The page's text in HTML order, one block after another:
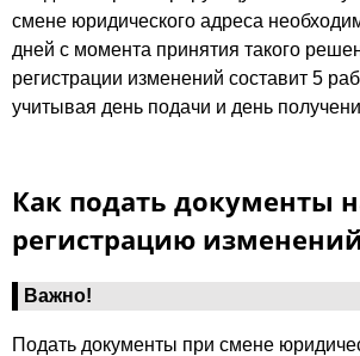
смене юридического адреса
дней с момента принятия такого
регистрации изменений составит 5
учитывая день подачи и день
Как подать документы
регистрацию
Важно!
Подать документы при смене